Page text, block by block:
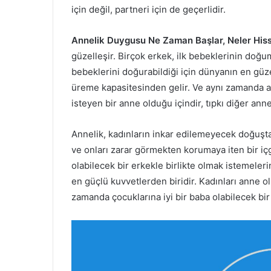
için değil, partneri için de geçerlidir.
Annelik Duygusu Ne Zaman Başlar, Neler
güzelleşir. Birçok erkek, ilk bebeklerinin
bebeklerini doğurabildiği için dünyanın en
üreme kapasitesinden gelir. Ve aynı
isteyen bir anne olduğu içindir, tıpkı diğer
Annelik, kadınların inkar edilemeyecek
ve onları zarar görmekten korumaya iten bir
olabilecek bir erkekle birlikte olmak
en güçlü kuvvetlerden biridir. Kadınları anne
zamanda çocuklarına iyi bir baba olabilecek